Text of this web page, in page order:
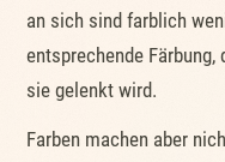
an sich sind farblich
entsprechende
sie gelenkt wird.
Farben machen aber